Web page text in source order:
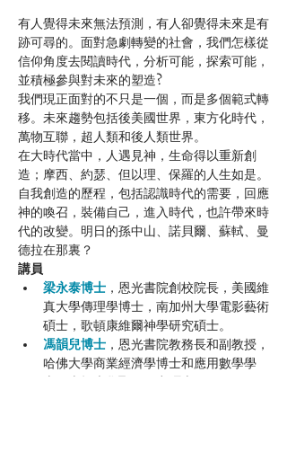
有人覺得未來無法預測，有人卻覺得未來是有
跡可尋的。面對急劇轉變的社會，我們怎樣從
信仰角度去閱讀時代，分析可能，探索可能，
並積極參與對未來的塑造?
我們現正面對的不只是一個，而是多個範式轉
移。未來趨勢包括後美國世界，東方化時代，
萬物互聯，超人類和後人類世界。
在大時代當中，人遇見神，生命得以重新創
造；摩西、約瑟、但以理、保羅的人生如是。
自我創造的歷程，包括認識時代的需要，回應
神的喚召，裝備自己，進入時代，也許帶來時
代的改變。明日的孫中山、諾貝爾、蘇軾、曼
德拉在那裏？
講員
梁永泰博士 ，恩光書院創校院長，美國維
真大學傳理學博士，南加州大學電影藝術
碩士，歌頓康維爾神學研究碩士。
馮韻兒博士 ，恩光書院教務長和副教授，
哈佛大學商業經濟學博士和應用數學學